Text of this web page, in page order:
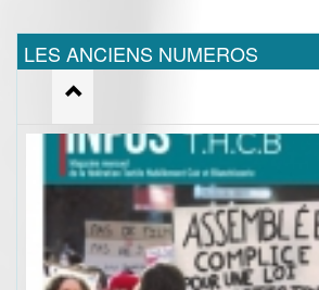
LES ANCIENS NUMEROS